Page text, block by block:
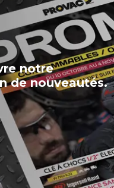
notre
de nouveautés.